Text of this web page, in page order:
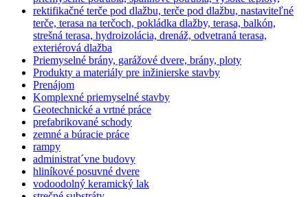
rektifikačné terče pod dlažbu, terče pod dlažbu, nastaviteľné
terče, terasa na terčoch, pokládka dlažby, terasa, balkón,
strešná terasa, hydroizolácia, drenáž, odvetraná terasa,
exteriérová dlažba
Priemyselné brány, garážové dvere, brány, ploty
Produkty a materiály pre inžinierske stavby
Prenájom
Komplexné priemyselné stavby
Geotechnické a vrtné práce
prefabrikované schody
zemné a búracie práce
rampy
administrat´vne budovy
hliníkové posuvné dvere
vodoodolný keramický lak